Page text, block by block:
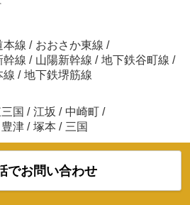
本線 / おおさか東線 /
幹線 / 山陽新幹線 / 地下鉄谷町線 /
線 / 地下鉄堺筋線
国 / 江坂 / 中崎町 /
豊津 / 塚本 / 三国
でお問い合わせ